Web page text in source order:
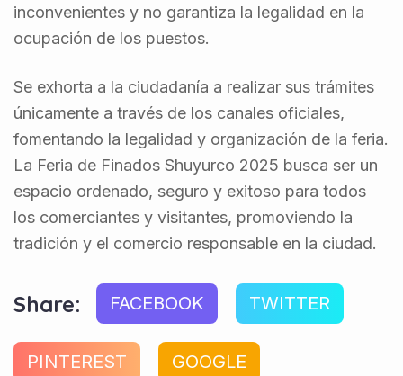
inconvenientes y no garantiza la legalidad en la
ocupación de los puestos.
Se exhorta a la ciudadanía a realizar sus trámites
únicamente a través de los canales oficiales,
fomentando la legalidad y organización de la feria.
La Feria de Finados Shuyurco 2025 busca ser un
espacio ordenado, seguro y exitoso para todos
los comerciantes y visitantes, promoviendo la
tradición y el comercio responsable en la ciudad.
Share: FACEBOOK TWITTER
PINTEREST GOOGLE